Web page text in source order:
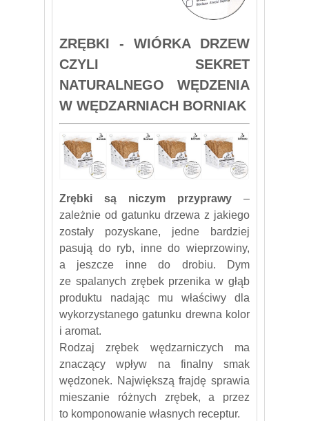
ZRĘBKI - WIÓRKA DRZEW
CZYLI SEKRET
NATURALNEGO WĘDZENIA
W WĘDZARNIACH BORNIAK
Zrębki są niczym przyprawy –
zależnie od gatunku drzewa z jakiego
zostały pozyskane, jedne bardziej
pasują do ryb, inne do wieprzowiny,
a jeszcze inne do drobiu. Dym
ze spalanych zrębek przenika w głąb
produktu nadając mu właściwy dla
wykorzystanego gatunku drewna kolor
i aromat.
Rodzaj zrębek wędzarniczych ma
znaczący wpływ na finalny smak
wędzonek. Największą frajdę sprawia
mieszanie różnych zrębek, a przez
to komponowanie własnych receptur.